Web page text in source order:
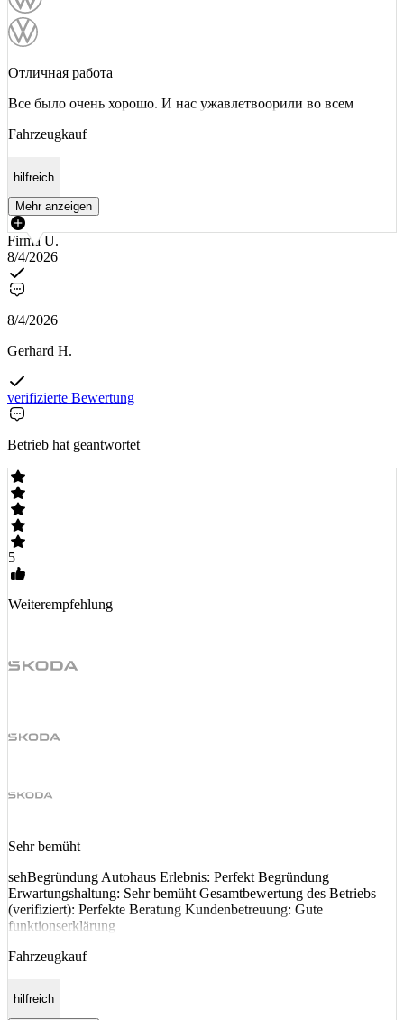
Отличная работа
Все было очень хорошо. И нас ужавлетвоорили во всем
Fahrzeugkauf
hilfreich
Mehr anzeigen
Firma U.
8/4/2026
8/4/2026
Gerhard H.
verifizierte Bewertung
Betrieb hat geantwortet
5
Weiterempfehlung
Sehr bemüht
sehBegründung Autohaus Erlebnis: Perfekt Begründung
Erwartungshaltung: Sehr bemüht Gesamtbewertung des Betriebs
(verifiziert): Perfekte Beratung Kundenbetreuung: Gute
funktionserklärung
Fahrzeugkauf
hilfreich